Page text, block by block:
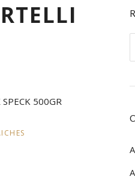
BISCUITS
FROMAGES
VINI
VINI
ALTO
VINI
VINI
VINI
500GR